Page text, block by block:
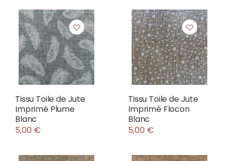
Tissu Toile de Jute
Imprimé Plume
Blanc
5,00 €
Tissu Toile de Jute
Imprimé Flocon
Blanc
5,00 €